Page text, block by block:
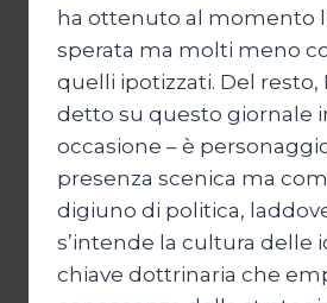
ha ottenuto al momento
sperata ma molti meno
quelli ipotizzati. Del resto,
detto su questo giornale
occasione – è
presenza scenica ma
digiuno di politica,
s’intende la cultura delle
chiave dottrinaria che